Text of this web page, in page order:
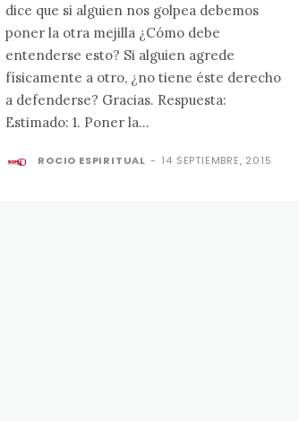
dice que si alguien nos golpea debemos
poner la otra mejilla ¿Cómo debe
entenderse esto? Si alguien agrede
físicamente a otro, ¿no tiene éste derecho
a defenderse? Gracias. Respuesta:
Estimado: 1. Poner la...
ROCIO ESPIRITUAL - 14 SEPTIEMBRE, 2015